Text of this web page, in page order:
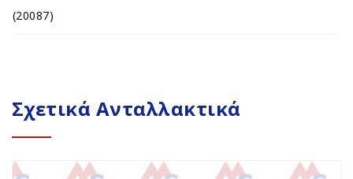
(20087)
Σχετικά Ανταλλακτικά